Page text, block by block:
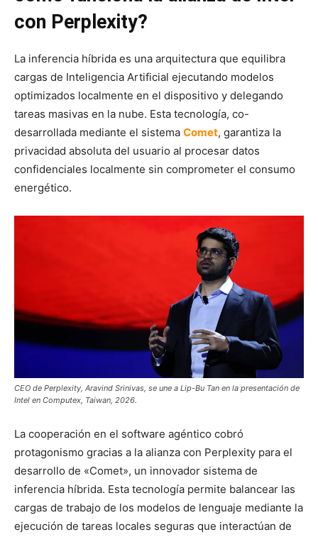
con Perplexity?
La inferencia híbrida es una arquitectura que equilibra
cargas de Inteligencia Artificial ejecutando modelos
optimizados localmente en el dispositivo y delegando
tareas masivas en la nube. Esta tecnología, co-
desarrollada mediante el sistema Comet, garantiza la
privacidad absoluta del usuario al procesar datos
confidenciales localmente sin comprometer el consumo
energético.
CEO de Perplexity, Aravind Srinivas, se une a Lip-Bu Tan en la presentación de
Intel en Computex, Taiwan, 2026.
La cooperación en el software agéntico cobró
protagonismo gracias a la alianza con Perplexity para el
desarrollo de «Comet», un innovador sistema de
inferencia híbrida. Esta tecnología permite balancear las
cargas de trabajo de los modelos de lenguaje mediante la
ejecución de tareas locales seguras que interactúan de